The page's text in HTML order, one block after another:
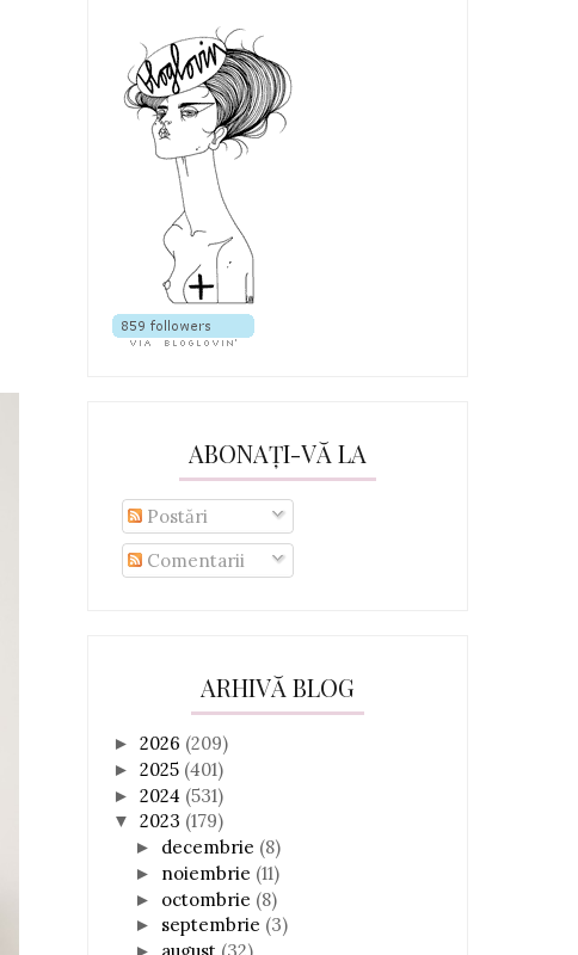
ABONAȚI-VĂ LA
Postări
Comentarii
ARHIVĂ BLOG
► 2026 (209)
► 2025 (401)
► 2024 (531)
▼ 2023 (179)
► decembrie (8)
► noiembrie (11)
► octombrie (8)
► septembrie (3)
►